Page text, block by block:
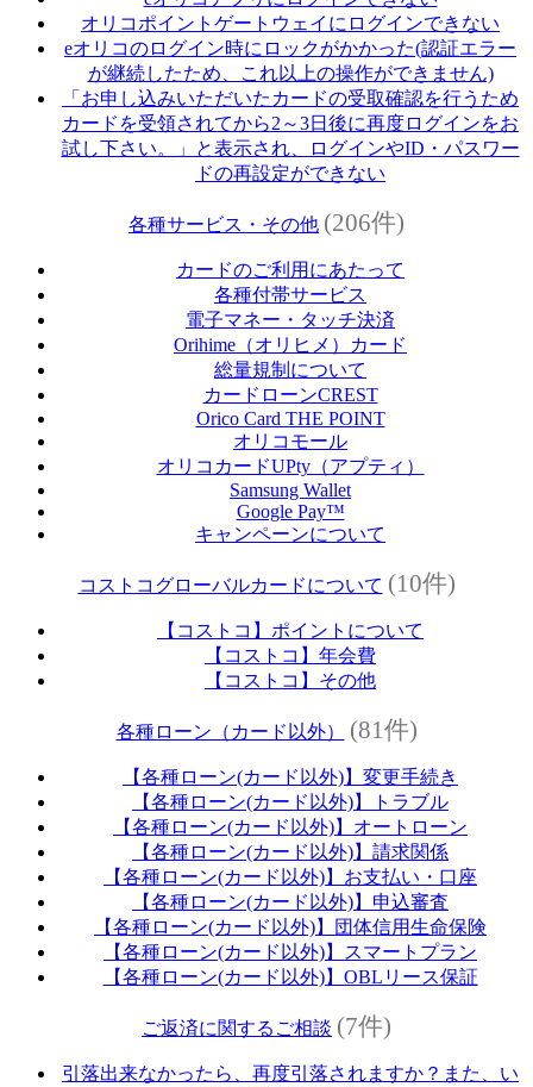
オリコポイントゲートウェイにログインできない
eオリコのログイン時にロックがかかった(認証エラー
が継続したため、これ以上の操作ができません)
「お申し込みいただいたカードの受取確認を行うため
カードを受領されてから2～3日後に再度ログインをお
試し下さい。」と表示され、ログインやID・パスワー
ドの再設定ができない
各種サービス・その他 (206件)
カードのご利用にあたって
各種付帯サービス
電子マネー・タッチ決済
Orihime（オリヒメ）カード
総量規制について
カードローンCREST
Orico Card THE POINT
オリコモール
オリコカードUPty（アプティ）
Samsung Wallet
Google Pay™
キャンペーンについて
コストコグローバルカードについて (10件)
【コストコ】ポイントについて
【コストコ】年会費
【コストコ】その他
各種ローン（カード以外） (81件)
【各種ローン(カード以外)】変更手続き
【各種ローン(カード以外)】トラブル
【各種ローン(カード以外)】オートローン
【各種ローン(カード以外)】請求関係
【各種ローン(カード以外)】お支払い・口座
【各種ローン(カード以外)】申込審査
【各種ローン(カード以外)】団体信用生命保険
【各種ローン(カード以外)】スマートプラン
【各種ローン(カード以外)】OBLリース保証
ご返済に関するご相談 (7件)
引落出来なかったら、再度引落されますか？また、い